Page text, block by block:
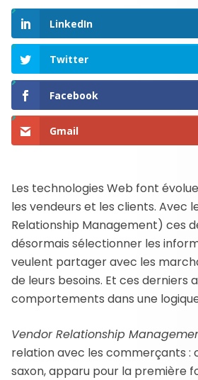
LinkedIn
Twitter
Facebook
Gmail
Les technologies Web font
les vendeurs et les clients. Avec
Relationship Management) ces
désormais sélectionner les
veulent partager avec les
de leurs besoins. Et ces derniers
comportements dans une
Vendor Relationship
relation avec les commerçants :
saxon, apparu pour la première